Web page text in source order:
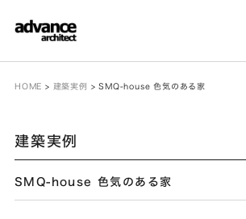
HOME > 建築実例 >SMQ-house 色気のある家
建築実例
SMQ-house 色気のある家